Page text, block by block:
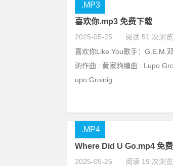
喜欢你.mp3 免费下载
2025-05-25 阅读 51 次浏
.MP3
喜欢你Like You歌手：G.E.M.
驹作曲 : 黄家驹编曲 : Lupo
upo Groinig...
Where Did U Go.mp4 免
2025-05-25 阅读 19 次浏
.MP4